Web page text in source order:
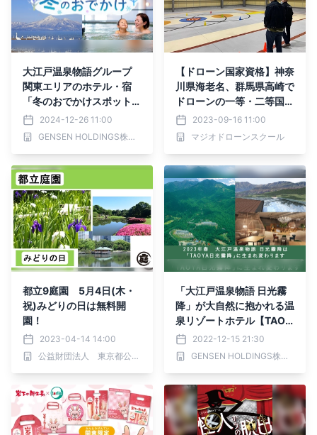
大江戸温泉物語グループ
関東エリアのホテル・宿
「冬のおでかけスポット」
特集ページを公開
2024-12-26 11:00
GENSEN HOLDINGS株式会社
【ドローン国家資格】神奈
川県海老名、群馬県高崎で
ドローンの一等・二等国家
資格コース絶賛開催中！
2023-09-16 11:00
マジオドローンスクール
都立9庭園 5月4日(木・
祝)みどりの日は無料開
園！
2023-04-14 14:00
公益財団法人 東京都公園協会
「大江戸温泉物語 日光霧
降」が大自然に抱かれる温
泉リゾートホテル【TAOY
A日光霧降】として、202
3年4月10日（月）、リブ
ランドし関東初出店
2022-12-15 21:30
GENSEN HOLDINGS株式会社